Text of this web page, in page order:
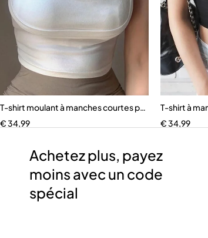
T-shirt moulant à manches courtes pour femme
€34,99
T-shirt à
€34,99
Achetez plus, payez
moins avec un code
spécial